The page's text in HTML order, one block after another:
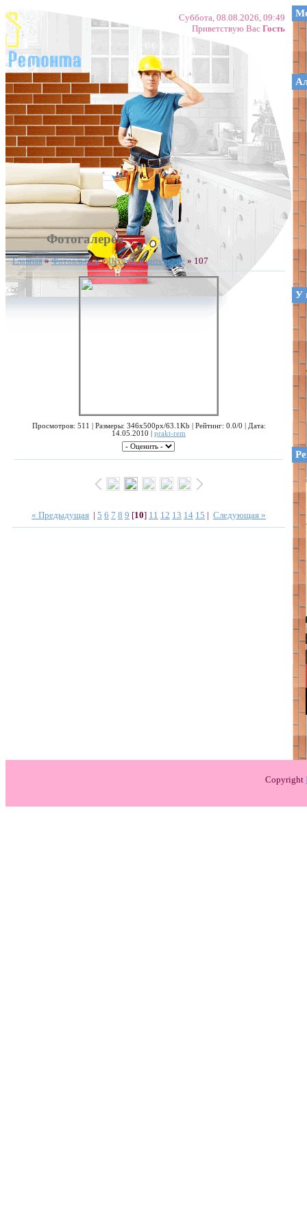
Суббота, 08.08.2026, 09:49
Приветствую Вас Гость
Фотогалерея
Главная»Фотоальбом»Шторы в интерьере » 107
Просмотров: 511 | Размеры: 346x500px/63.1Kb | Рейтинг: 0.0/0 | Дата:
14.05.2010 | prakt-rem
« Предыдущая | 5 6 7 8 9 [10] 11 12 13 14 15 | Следующая »
У
Copyright